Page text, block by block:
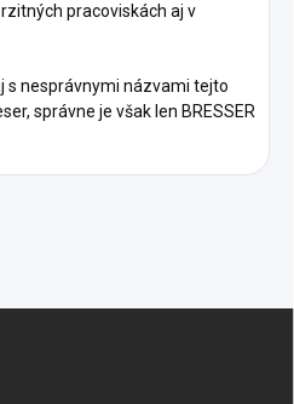
pracoviskách aj v
s nesprávnymi názvami tejto
správne je však len BRESSER